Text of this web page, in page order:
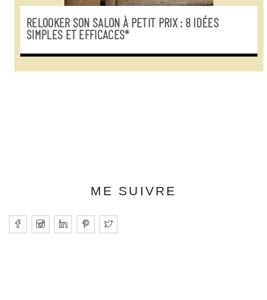
RELOOKER SON SALON À PETIT PRIX : 8 IDÉES
SIMPLES ET EFFICACES*
ME SUIVRE